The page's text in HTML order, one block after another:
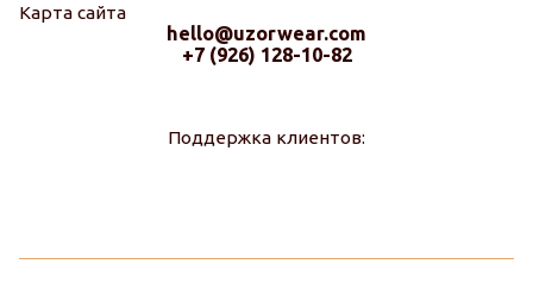
Карта сайта
hello@uzorwear.com
+7 (926) 128-10-82
Поддержка клиентов: